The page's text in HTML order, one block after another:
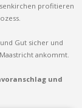
profitieren
Gut sicher und
ankommt.
und